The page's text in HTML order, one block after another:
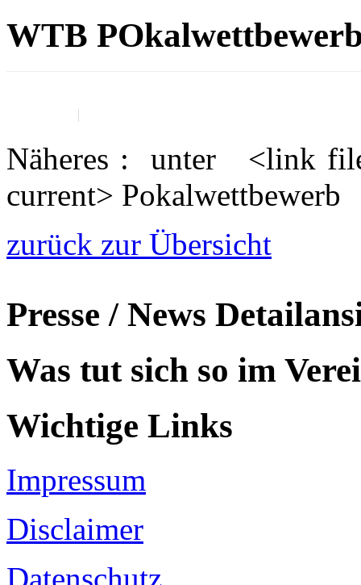
WTB
Näheres : unter <link
current> Pokalwettbewerb
zurück zur Übersicht
Presse / News
Was tut sich so im
Wichtige Links
Impressum
Disclaimer
Datenschutz